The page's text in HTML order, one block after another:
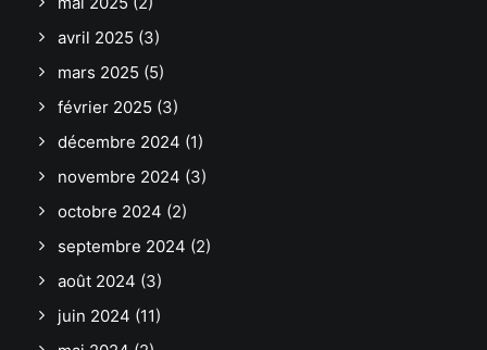
avril 2025 (3)
mars 2025 (5)
février 2025 (3)
décembre 2024 (1)
novembre 2024 (3)
octobre 2024 (2)
septembre 2024 (2)
août 2024 (3)
juin 2024 (11)